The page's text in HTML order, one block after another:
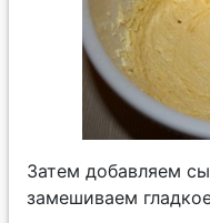
Затем добавляем
замешиваем